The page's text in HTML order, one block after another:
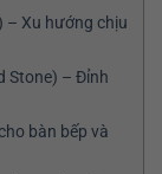
– Xu hướng chịu
Stone) – Đỉnh
bàn bếp và